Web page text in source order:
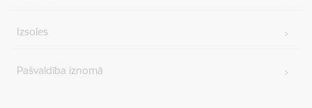
Izsoles
Pašvaldība iznomā